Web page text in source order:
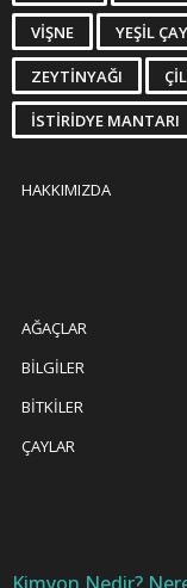
VIŞNE YEŞIL ÇAY
ZEYTINYAĞI
İSTIRIDYE MANTARI
HAKKIMIZDA
AĞAÇLAR
BILGILER
BITKILER
ÇAYLAR